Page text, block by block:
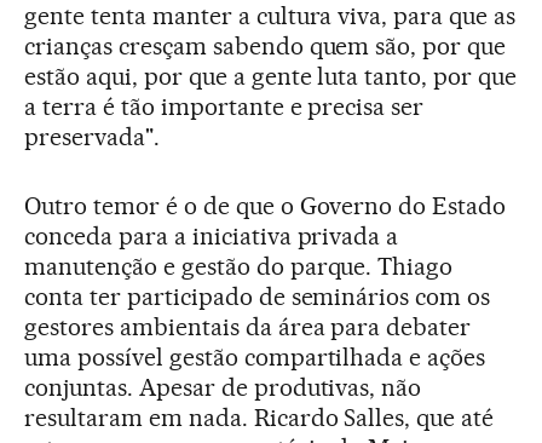
gente tenta manter a cultura viva, para que as
crianças cresçam sabendo quem são, por que
estão aqui, por que a gente luta tanto, por que
a terra é tão importante e precisa ser
preservada".
Outro temor é o de que o Governo do Estado
conceda para a iniciativa privada a
manutenção e gestão do parque. Thiago
conta ter participado de seminários com os
gestores ambientais da área para debater
uma possível gestão compartilhada e ações
conjuntas. Apesar de produtivas, não
resultaram em nada. Ricardo Salles, que até